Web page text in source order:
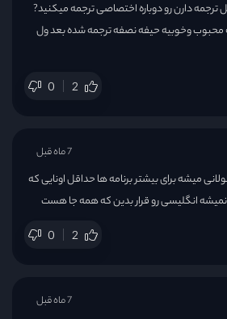
ترجمه دارن رو دوباره اختصاصی ترجمه میکنید?
محبوب وخوبیه حیفه نصفه ترجمه شده بعد ول
0 2
میشه برای بیشتر برنامه ها حداقل اونایی که
انگلیسی رو قرار بدین که همه جا هست
0 2
7 ماه قبل
7 ماه قبل